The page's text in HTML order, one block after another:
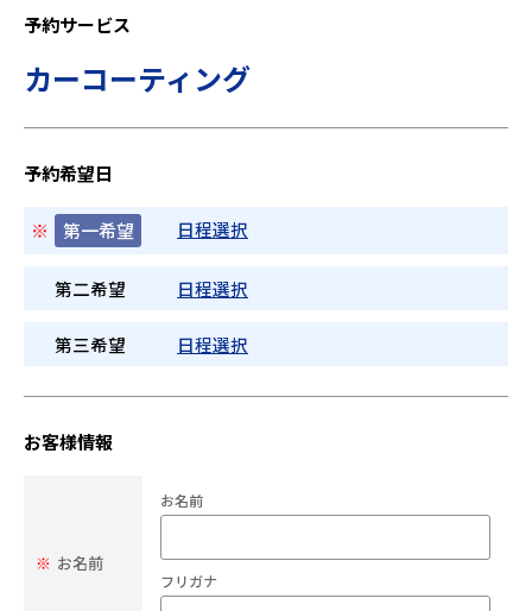
予約サービス
カーコーティング
予約希望日
※ 第一希望 日程選択
第二希望 日程選択
第三希望 日程選択
お客様情報
※ お名前
お名前
フリガナ